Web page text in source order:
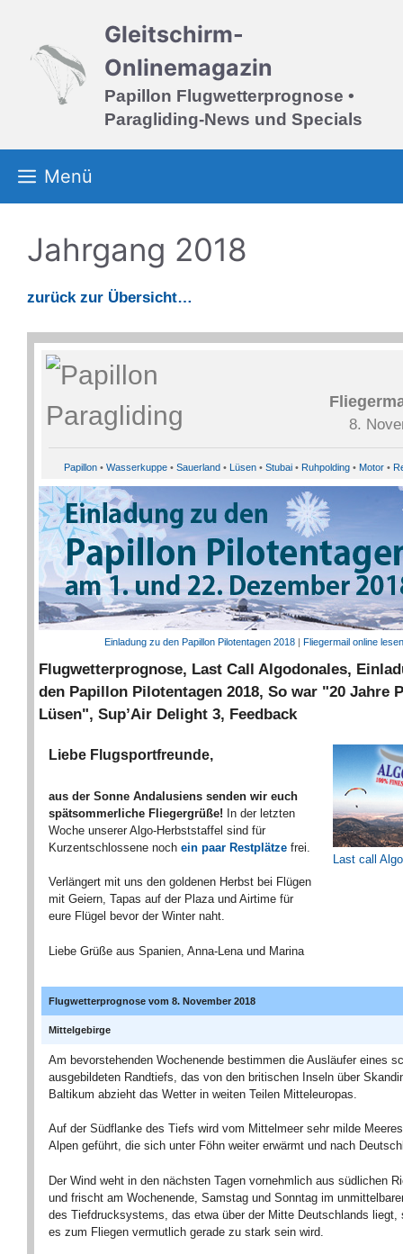
springen
Gleitschirm-
Onlinemagazin
Papillon Flugwetterprognose •
Paragliding-News und Specials
Menü
Jahrgang 2018
zurück zur Übersicht…
8.
Papillon• Wasserkuppe• Sauerland• Lüsen• Stubai• Ruhpolding• Motor•
Einladung zu den Papillon Pilotentagen 2018 | Fliegermail online
Flugwetterprognose, Last Call Algodonales,
den Papillon Pilotentagen 2018, So war "20 Jahre
Lüsen", Sup’Air Delight 3, Feedback
Liebe Flugsportfreunde,
aus der Sonne Andalusiens senden wir euch
spätsommerliche Fliegergrüße! In der letzten
Woche unserer Algo-Herbststaffel sind für
Kurzentschlossene noch ein paar Restplätze frei.
Verlängert mit uns den goldenen Herbst bei Flügen
mit Geiern, Tapas auf der Plaza und Airtime für
eure Flügel bevor der Winter naht.
Liebe Grüße aus Spanien, Anna-Lena und Marina
Last call
Flugwetterprognose vom 8. November 2018
Mittelgebirge
Am bevorstehenden Wochenende bestimmen die Ausläufer eines
ausgebildeten Randtiefs, das von den britischen Inseln über
Baltikum abzieht das Wetter in weiten Teilen Mitteleuropas.
Auf der Südflanke des Tiefs wird vom Mittelmeer sehr milde
Alpen geführt, die sich unter Föhn weiter erwärmt und nach
Der Wind weht in den nächsten Tagen vornehmlich aus südlichen
und frischt am Wochenende, Samstag und Sonntag im
des Tiefdrucksystems, das etwa über der Mitte Deutschlands liegt,
es zum Fliegen vermutlich gerade zu stark sein wird.